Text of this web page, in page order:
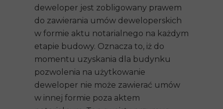
deweloper jest zobligowany prawem
do zawierania umów deweloperskich
w formie aktu notarialnego na każdym
etapie budowy. Oznacza to, iż do
momentu uzyskania dla budynku
pozwolenia na użytkowanie
deweloper nie może zawierać umów
w innej formie poza aktem